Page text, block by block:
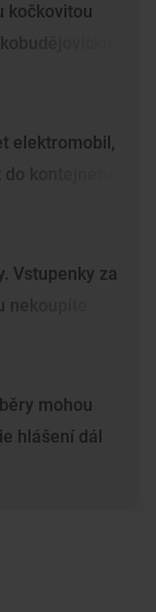
kočkovitou
elektromobil,
kontejneru
Vstupenky za
mohou
hlášení dál